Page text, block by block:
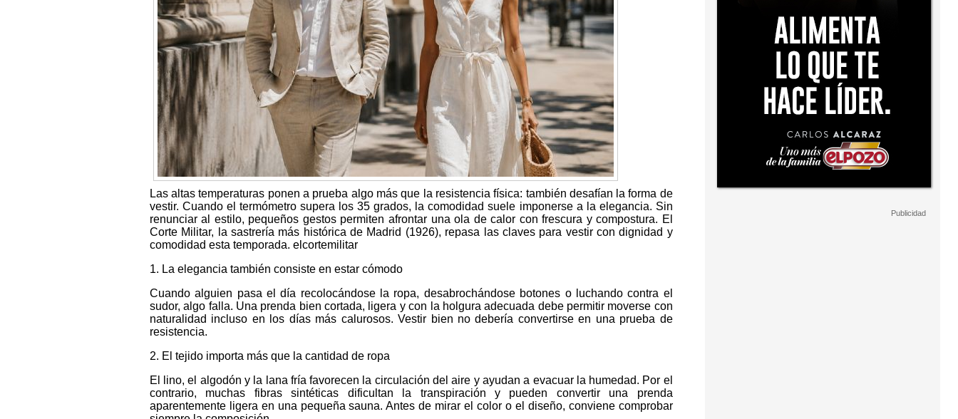
Las altas temperaturas ponen a prueba algo más que la resistencia física: también desafían la forma de
vestir. Cuando el termómetro supera los 35 grados, la comodidad suele imponerse a la elegancia. Sin
renunciar al estilo, pequeños gestos permiten afrontar una ola de calor con frescura y compostura. El
Corte Militar, la sastrería más histórica de Madrid (1926), repasa las claves para vestir con dignidad y
comodidad esta temporada. elcortemilitar
1. La elegancia también consiste en estar cómodo
Cuando alguien pasa el día recolocándose la ropa, desabrochándose botones o luchando contra el
sudor, algo falla. Una prenda bien cortada, ligera y con la holgura adecuada debe permitir moverse con
naturalidad incluso en los días más calurosos. Vestir bien no debería convertirse en una prueba de
resistencia.
2. El tejido importa más que la cantidad de ropa
El lino, el algodón y la lana fría favorecen la circulación del aire y ayudan a evacuar la humedad. Por el
contrario, muchas fibras sintéticas dificultan la transpiración y pueden convertir una prenda
aparentemente ligera en una pequeña sauna. Antes de mirar el color o el diseño, conviene comprobar